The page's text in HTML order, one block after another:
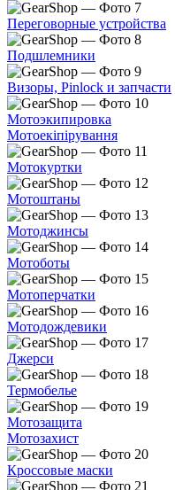
Переговорные устройства
Подшлемники
Визоры, Pinlock и запчасти
Мотоэкипировка
Мотоекіпірування
Мотокуртки
Мотоштаны
Мотоджинсы
Мотоботы
Мотоперчатки
Мотодождевики
Джерси
Термобелье
Мотозащита
Мотозахист
Кроссовые маски